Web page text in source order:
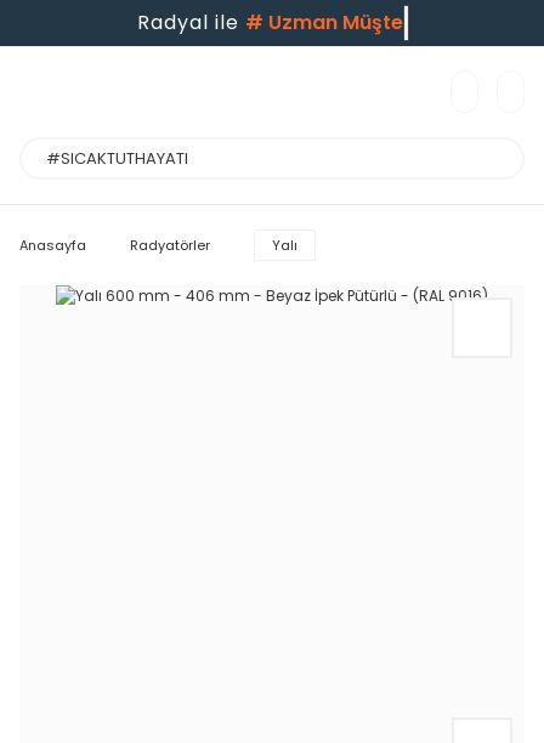
Radyal ile #Uzman Müşteri
Anasayfa Radyatörler Yalı